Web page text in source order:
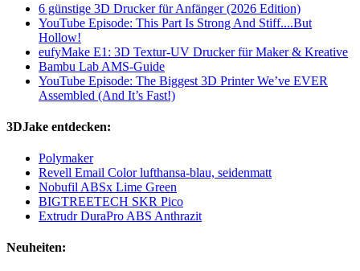
6 günstige 3D Drucker für Anfänger (2026 Edition)
YouTube Episode: This Part Is Strong And Stiff....But
Hollow!
eufyMake E1: 3D Textur-UV Drucker für Maker & Kreative
Bambu Lab AMS-Guide
YouTube Episode: The Biggest 3D Printer We’ve EVER
Assembled (And It’s Fast!)
3DJake entdecken:
Polymaker
Revell Email Color lufthansa-blau, seidenmatt
Nobufil ABSx Lime Green
BIGTREETECH SKR Pico
Extrudr DuraPro ABS Anthrazit
Neuheiten: